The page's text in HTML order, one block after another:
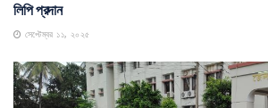
লিপি প্রদান
সেপ্টেম্বর ১১, ২০২৫